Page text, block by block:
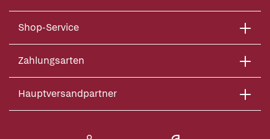
Shop-Service
Zahlungsarten
Hauptversandpartner